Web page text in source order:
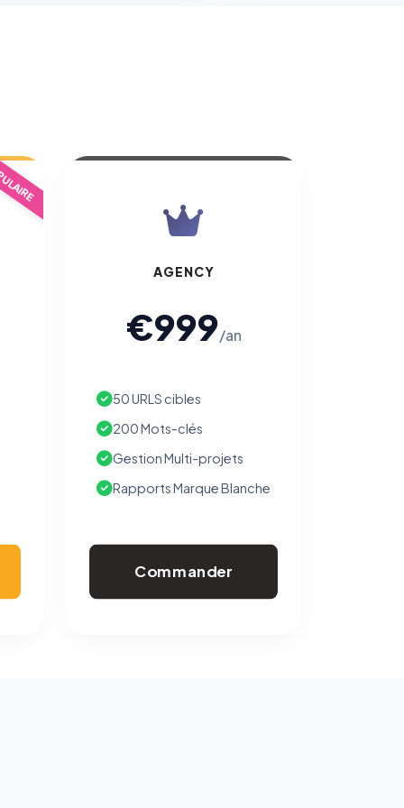
AGENCY
€999/an
50 URLS cibles
200 Mots-clés
Gestion Multi-projets
Rapports Marque Blanche
Commander